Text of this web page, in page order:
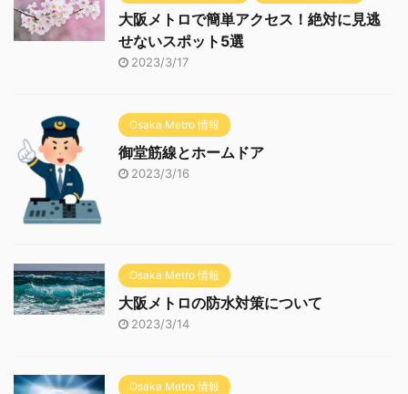
大阪メトロで簡単アクセス！絶対に見逃
せないスポット5選
2023/3/17
Osaka Metro 情報
御堂筋線とホームドア
2023/3/16
Osaka Metro 情報
大阪メトロの防水対策について
2023/3/14
Osaka Metro 情報